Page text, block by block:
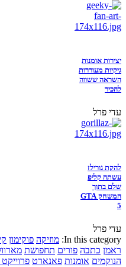
יצירות אומנות
גיקיות מעוררות
השראה ששווה
להכיר
עדי פרל
להקת גורילז
עשתה קליפ
שלם בתוך
המשחק GTA
5
עדי פרל
In this category: מוזיקה פוקימון
ראמן כתבה פורים תחפושת
הנוקמים אומנות פאנארט